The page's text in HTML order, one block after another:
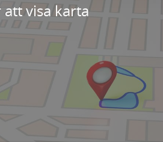
att visa karta